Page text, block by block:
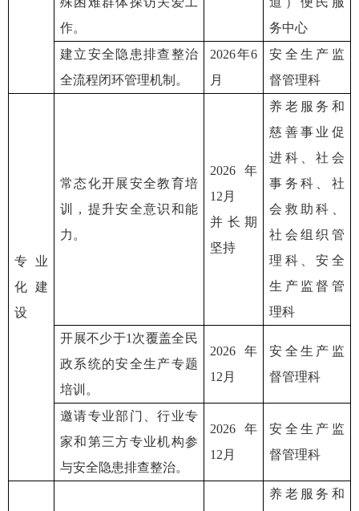
作。
务中心
建立安全隐患排查整治
全流程闭环管理机制。
2026年6
月
安全生产监
督管理科
专业
化建
设
常态化开展安全教育培
训，提升安全意识和能
力。
2026年
12月
并长期
坚持
养老服务和
慈善事业促
进科、社会
事务科、社
会救助科、
社会组织管
理科、安全
生产监督管
理科
开展不少于1次覆盖全民
政系统的安全生产专题
培训。
2026年
12月
安全生产监
督管理科
邀请专业部门、行业专
家和第三方专业机构参
与安全隐患排查整治。
2026年
12月
安全生产监
督管理科
养老服务和